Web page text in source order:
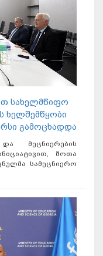
სახელმწიფო
ხელშემწყობი
გამოცხადდა
მეცნიერების
შოთა
სამეცნიერო